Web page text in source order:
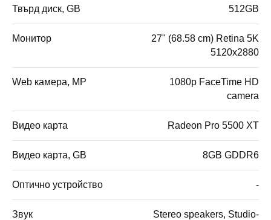
Твърд диск, GB 512GB
Монитор
27" (68.58 cm) Retina 5K
5120x2880
Web камера, MP
1080p FaceTime HD
camera
Видео карта Radeon Pro 5500 XT
Видео карта, GB 8GB GDDR6
Оптично устройство -
Звук
Stereo speakers, Studio-